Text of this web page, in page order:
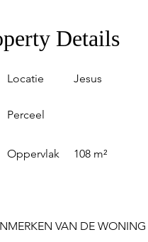
Details
Locatie
Perceel
Oppervlak
Jesus
108 m²
VAN DE WONING